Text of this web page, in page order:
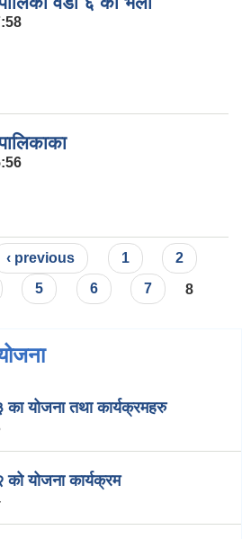
‹ previous 1
2
5 6 7 8
योजना तथा कार्यक्रमहरु
योजना कार्यक्रम